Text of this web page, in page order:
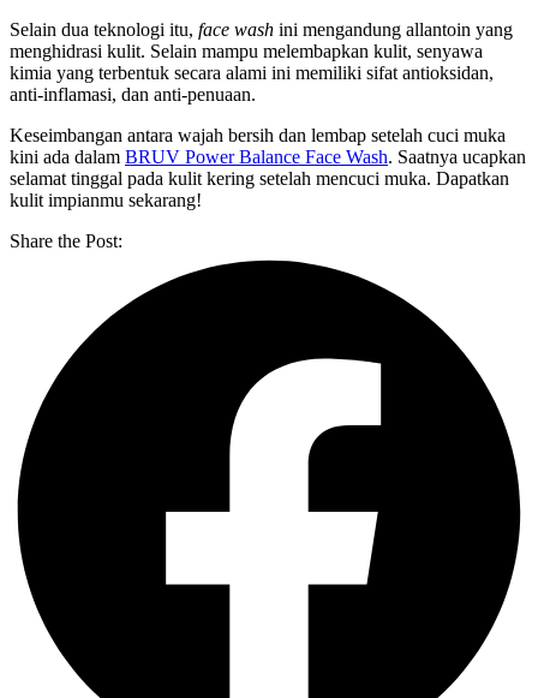
Selain dua teknologi itu, face wash ini mengandung allantoin yang
menghidrasi kulit. Selain mampu melembapkan kulit, senyawa
kimia yang terbentuk secara alami ini memiliki sifat antioksidan,
anti-inflamasi, dan anti-penuaan.
Keseimbangan antara wajah bersih dan lembap setelah cuci muka
kini ada dalam BRUV Power Balance Face Wash. Saatnya ucapkan
selamat tinggal pada kulit kering setelah mencuci muka. Dapatkan
kulit impianmu sekarang!
Share the Post: